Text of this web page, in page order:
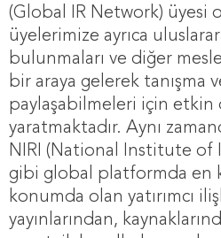
(Global IR Network) üyesi
üyelerimize ayrıca
bulunmaları ve diğer
bir araya gelerek tanışma
paylaşabilmeleri için etkin
yaratmaktadır. Aynı
NIRI (National Institute of
gibi global platformda en
konumda olan yatırımcı
yayınlarından,